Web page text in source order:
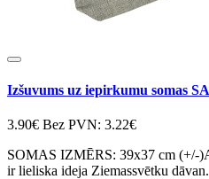
Izšuvums uz iepirkumu somas
3.90€ Bez PVN: 3.22€
SOMAS IZMĒRS: 39x37 cm (+/-
ir lieliska ideja Ziemassvētku